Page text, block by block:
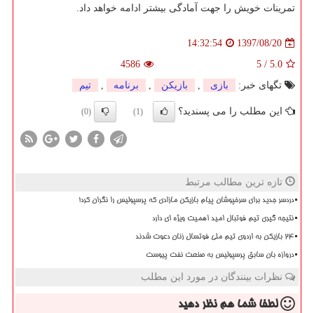
تمرینات خویش را جهت آمادگی بیشتر ادامه خواهد داد.
1397/08/20
14:32:54
5.0
/
5
4586
تگهای خبر:
بازی , بازیكن , برنامه , تیم
این مطلب را می پسندید؟ (1)
(0)
تازه ترین مطالب مرتبط
دردسر جدید برای سرخپوشان پیام بازیکن مازادی که پرسپولیس را نگران کرد!
نتیجه گیری تیم فوتبال امید اهمیت ویژه ای دارد
۲۴ بازیکن به اردوی تیم ملی فوتسال زنان دعوت شدند
دروازه بان سابق پرسپولیس به صنعت نفت پیوست
نظرات بینندگان در مورد این مطلب
لطفا شما همنظر دهید